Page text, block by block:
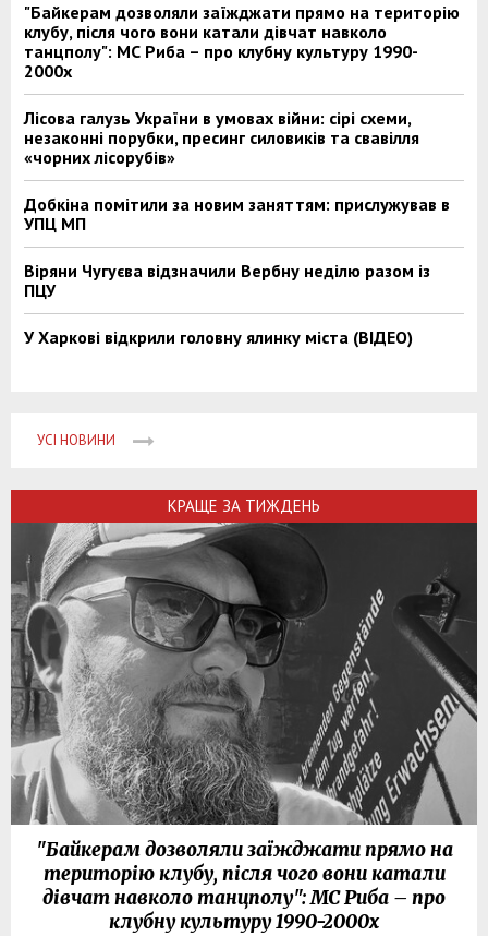
"Байкерам дозволяли заїжджати прямо на територію
клубу, після чого вони катали дівчат навколо
танцполу": МС Риба – про клубну культуру 1990-
2000х
Лісова галузь України в умовах війни: сірі схеми,
незаконні порубки, пресинг силовиків та свавілля
«чорних лісорубів»
Добкіна помітили за новим заняттям: прислужував в
УПЦ МП
Віряни Чугуєва відзначили Вербну неділю разом із
ПЦУ
У Харкові відкрили головну ялинку міста (ВІДЕО)
УСІ НОВИНИ
КРАЩЕ ЗА ТИЖДЕНЬ
"Байкерам дозволяли заїжджати прямо на
територію клубу, після чого вони катали
дівчат навколо танцполу": МС Риба – про
клубну культуру 1990-2000х